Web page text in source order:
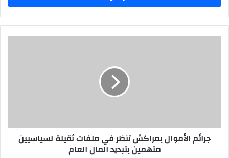
جرائم الأموال بمراكش تنظر في ملفات ثقيلة لسياسيين
متهمين بتبديد المال العام